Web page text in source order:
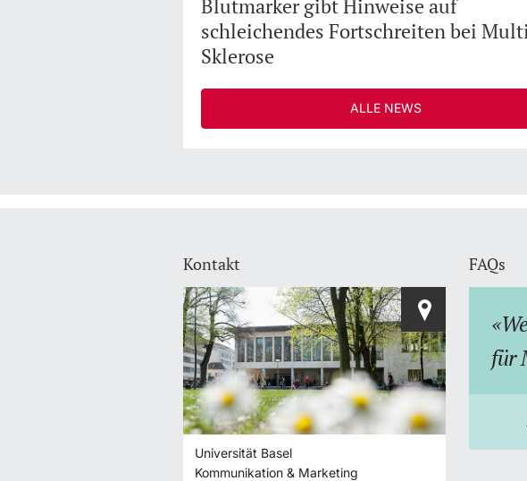
Blutmarker gibt Hinweise auf
schleichendes Fortschreiten bei
Sklerose
ALLE NEWS
Kontakt
Universität Basel
Kommunikation & Marketing
FAQs
für